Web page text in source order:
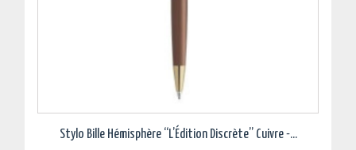
Stylo Bille Hémisphère “L’Édition Discrète” Cuivre -...